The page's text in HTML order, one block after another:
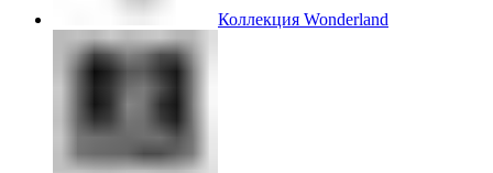
Коллекция Wonderland